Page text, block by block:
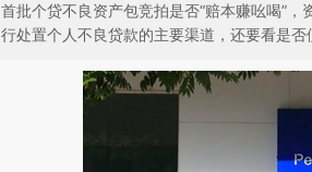
首批个贷不良资产包竞拍是否“赔本赚吆喝”
行处置个人不良贷款的主要渠道，还要看是